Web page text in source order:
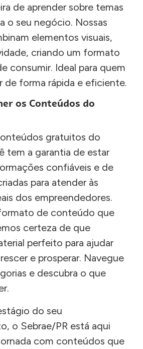
de aprender sobre temas
o seu negócio. Nossas
elementos visuais,
criando um formato
consumir. Ideal para quem
de forma rápida e eficiente.
os Conteúdos do
gratuitos do
tem a garantia de estar
confiáveis e de
para atender às
dos empreendedores.
de conteúdo que
certeza de que
perfeito para ajudar
e prosperar. Navegue
e descubra o que
do seu
o Sebrae/PR está aqui
com conteúdos que